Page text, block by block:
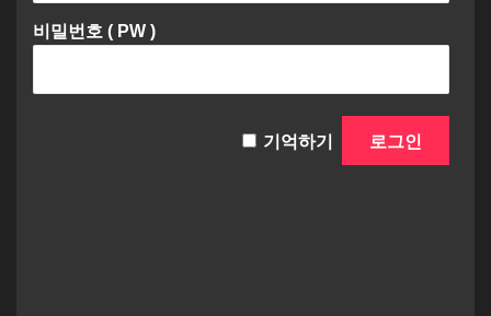
비밀번호 ( PW )
기억하기